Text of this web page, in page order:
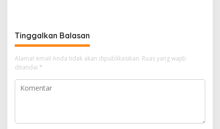
Tinggalkan Balasan
Alamat email Anda tidak akan dipublikasikan. Ruas yang wajib
ditandai *